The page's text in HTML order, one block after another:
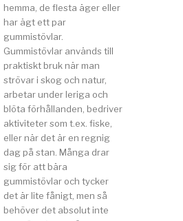
hemma, de flesta äger eller
har ägt ett par
gummistövlar.
Gummistövlar används till
praktiskt bruk när man
strövar i skog och natur,
arbetar under leriga och
blöta förhållanden, bedriver
aktiviteter som t.ex. fiske,
eller när det är en regnig
dag på stan. Många drar
sig för att bära
gummistövlar och tycker
det är lite fånigt, men så
behöver det absolut inte